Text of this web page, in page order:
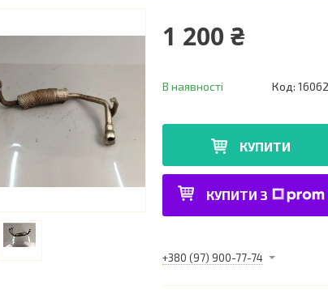
1 200 ₴
В наявності Код:
КУПИТИ
КУПИТИ З
+380 (97) 900-77-74